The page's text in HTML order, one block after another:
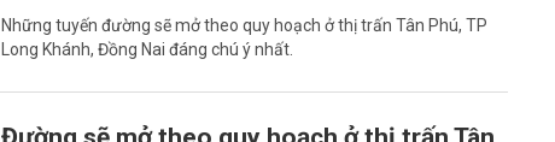
Những tuyến đường sẽ mở theo quy hoạch ở thị trấn Tân Phú, TP
Long Khánh, Đồng Nai đáng chú ý nhất.